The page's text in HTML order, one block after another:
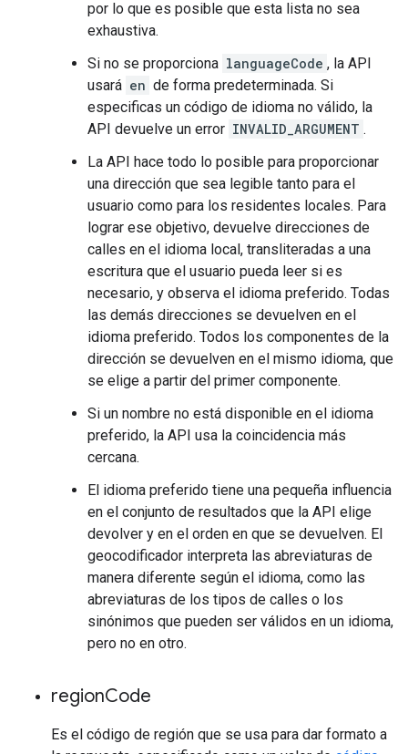
por lo que es posible que esta lista no sea
exhaustiva.
Si no se proporciona languageCode , la API
usará en de forma predeterminada. Si
especificas un código de idioma no válido, la
API devuelve un error INVALID_ARGUMENT .
La API hace todo lo posible para proporcionar
una dirección que sea legible tanto para el
usuario como para los residentes locales. Para
lograr ese objetivo, devuelve direcciones de
calles en el idioma local, transliteradas a una
escritura que el usuario pueda leer si es
necesario, y observa el idioma preferido. Todas
las demás direcciones se devuelven en el
idioma preferido. Todos los componentes de la
dirección se devuelven en el mismo idioma, que
se elige a partir del primer componente.
Si un nombre no está disponible en el idioma
preferido, la API usa la coincidencia más
cercana.
El idioma preferido tiene una pequeña influencia
en el conjunto de resultados que la API elige
devolver y en el orden en que se devuelven. El
geocodificador interpreta las abreviaturas de
manera diferente según el idioma, como las
abreviaturas de los tipos de calles o los
sinónimos que pueden ser válidos en un idioma,
pero no en otro.
regionCode
Es el código de región que se usa para dar formato a